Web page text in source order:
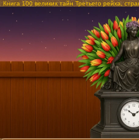
Книга 100 великих тайн Третьего рейха,